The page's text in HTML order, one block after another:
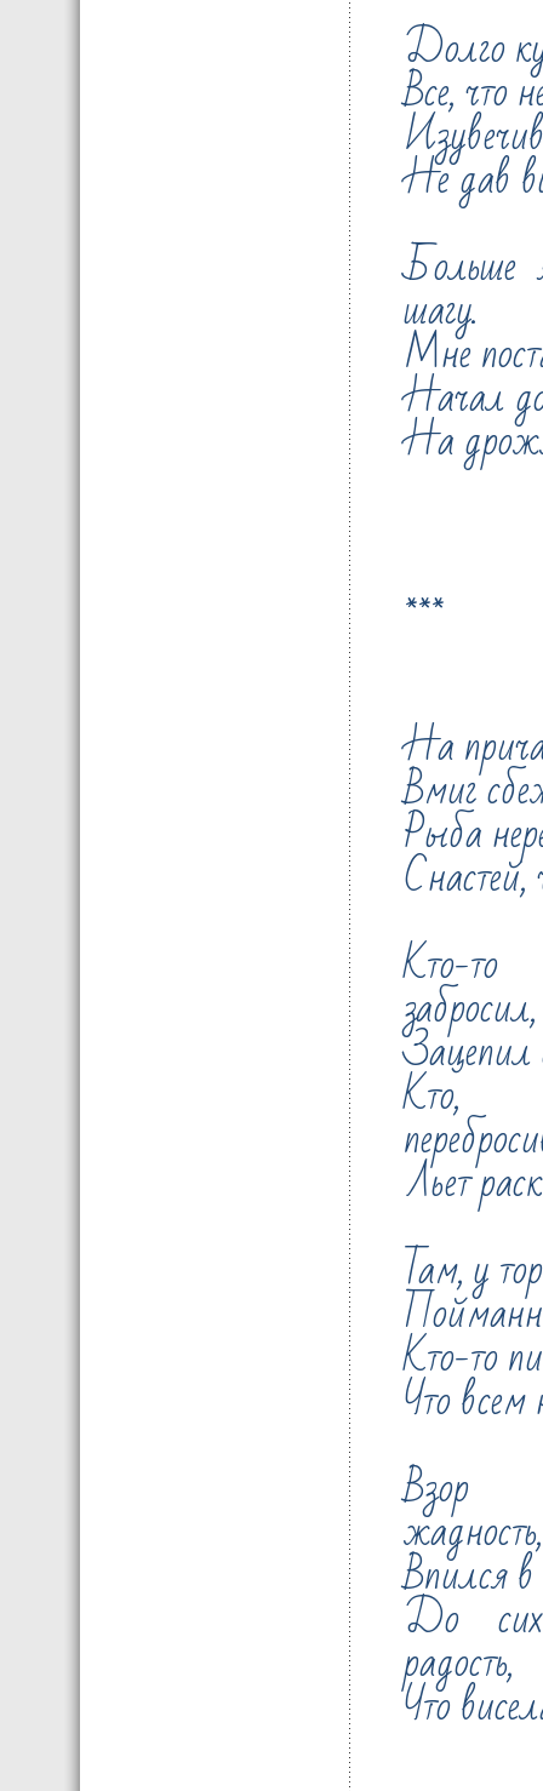
Долго
Все, что
Не дав
шагу.
Мне
Начал
На
***
На
Вмиг
Рыба
Снастей,
Кто-
забросил,
Кто,
Льет
Там, у
Кто-то
Что всем
Взор
жадность,
Впился
До
радость,
Что